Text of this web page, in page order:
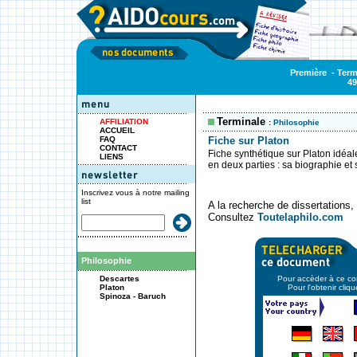
Première-
AFFILIATION
ACCUEIL
FAQ
CONTACT
LIENS
Inscrivez vous à notre mailing
list
Philosophie
Descartes
Platon
Spinoza - Baruch
Terminale : Philosophie
Fiche sur Platon
Fiche synthétique sur Platon
en deux parties : sa biographie et
A la recherche de
Consultez Toutelaphilo.com
Pour accèder à ce
Pour l'obtenir